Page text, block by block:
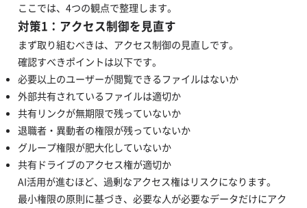
ここでは、4つの観点で整理します。
対策1：アクセス制御を見直す
まず取り組むべきは、アクセス制御の見直しです。
確認すべきポイントは以下です。
必要以上のユーザーが閲覧できるファイルはないか
外部共有されているファイルは適切か
共有リンクが無期限で残っていないか
退職者・異動者の権限が残っていないか
グループ権限が肥大化していないか
共有ドライブのアクセス権が適切か
AI活用が進むほど、過剰なアクセス権はリスクになります。
最小権限の原則に基づき、必要な人が必要なデータだけにアク